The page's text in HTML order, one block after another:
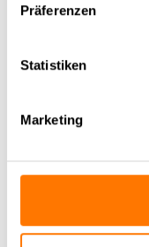
Präferenzen
Statistiken
Marketing
Das